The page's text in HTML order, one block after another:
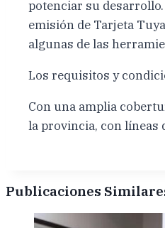
potenciar su
emisión de Tarjeta
algunas de las
Los requisitos y
Con una amplia
la provincia, con líneas
Publicaciones